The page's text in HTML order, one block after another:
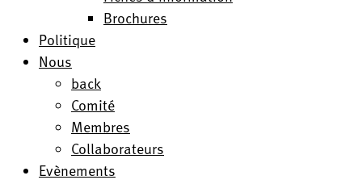
Brochures
Politique
Nous
back
Comité
Membres
Collaborateurs
Evènements